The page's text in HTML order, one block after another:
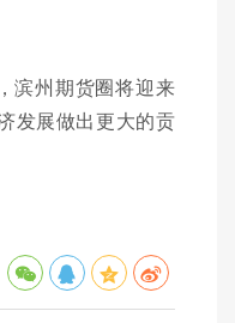
滨州期货圈将迎来
发展做出更大的贡